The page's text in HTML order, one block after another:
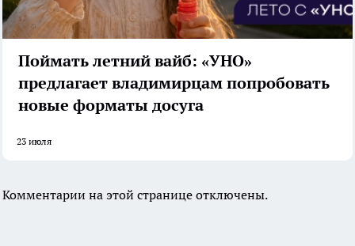
Поймать летний вайб: «УНО»
предлагает владимирцам попробовать
новые форматы досуга
23 июля
Комментарии на этой странице отключены.